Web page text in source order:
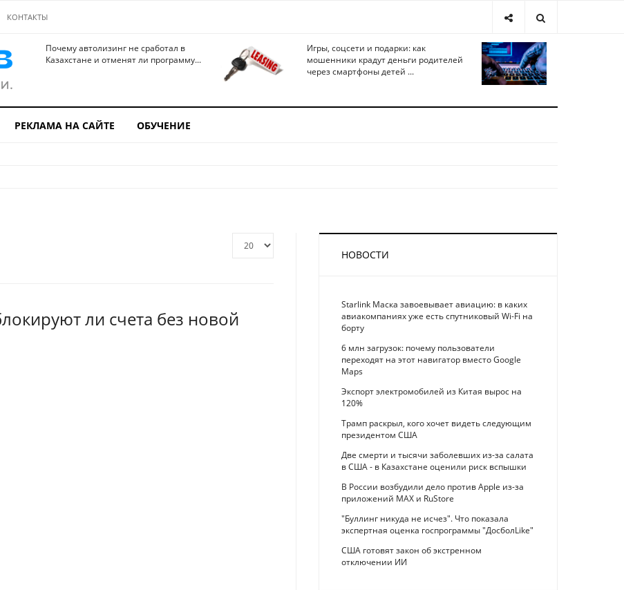
КОНТАКТЫ
Почему автолизинг не сработал в
Казахстане и отменят ли программу...
Игры, соцсети и подарки: как
мошенники крадут деньги родителей
через смартфоны детей ...
РЕКЛАМА НА САЙТЕ ОБУЧЕНИЕ
ли счета без новой
НОВОСТИ
Starlink Маска завоевывает авиацию: в каких
авиакомпаниях уже есть спутниковый Wi-Fi на
борту
6 млн загрузок: почему пользователи
переходят на этот навигатор вместо Google
Maps
Экспорт электромобилей из Китая вырос на
120%
Трамп раскрыл, кого хочет видеть следующим
президентом США
Две смерти и тысячи заболевших из-за салата
в США - в Казахстане оценили риск вспышки
В России возбудили дело против Apple из-за
приложений MAX и RuStore
"Буллинг никуда не исчез". Что показала
экспертная оценка госпрограммы "ДосболLike"
США готовят закон об экстренном
отключении ИИ